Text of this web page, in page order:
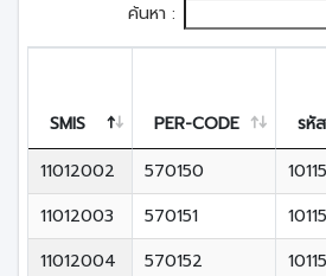
ค้นหา :
SMIS PER-CODE รหั
11012002
570150
11012003
570151
11012004
570152